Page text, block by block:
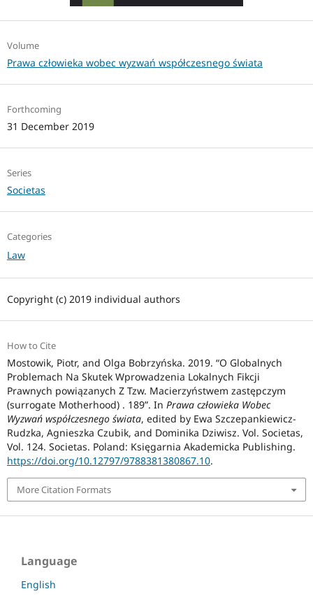
Volume
Prawa człowieka wobec wyzwań współczesnego świata
Forthcoming
31 December 2019
Series
Societas
Categories
Law
Copyright (c) 2019 individual authors
How to Cite
Mostowik, Piotr, and Olga Bobrzyńska. 2019. “O Globalnych
Problemach Na Skutek Wprowadzenia Lokalnych Fikcji
Prawnych powiązanych Z Tzw. Macierzyństwem zastępczym
(surrogate Motherhood) . 189”. In Prawa człowieka Wobec
Wyzwań współczesnego świata, edited by Ewa Szczepankiewicz-
Rudzka, Agnieszka Czubik, and Dominika Dziwisz. Vol. Societas,
Vol. 124. Societas. Poland: Księgarnia Akademicka Publishing.
https://doi.org/10.12797/9788381380867.10.
More Citation Formats
Language
English